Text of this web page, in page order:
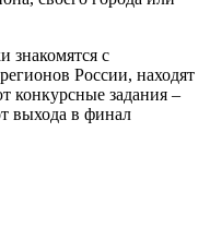
знакомятся с
России, находят
конкурсные задания –
выхода в финал